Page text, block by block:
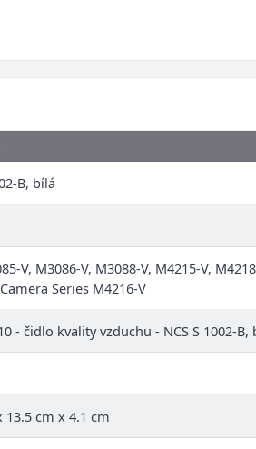
B, bílá
V, M3086-V, M3088-V, M4215-V,
Series M4216-V
- čidlo kvality vzduchu - NCS S 1002-B,
13.5 cm x 4.1 cm